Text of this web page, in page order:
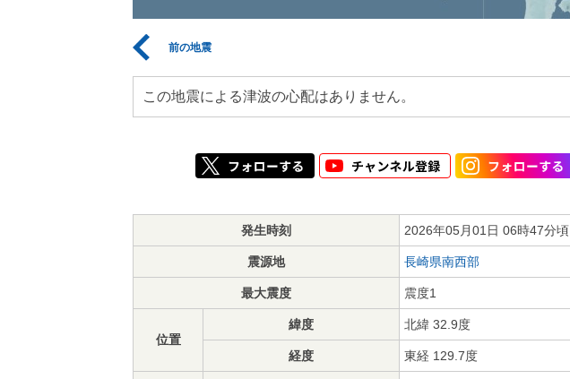
前の地震
この地震による津波の心配はありません。
発生時刻 2026年05月01日 06時47分頃
震源地 長崎県南西部
最大震度 震度1
位置
緯度 北緯 32.9度
経度 東経 129.7度